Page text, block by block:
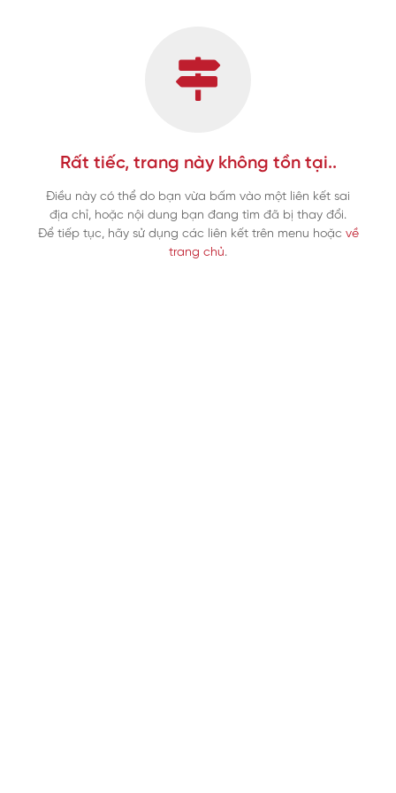
Rất tiếc, trang này không tồn tại..
Điều này có thể do bạn vừa bấm vào một liên kết sai
địa chỉ, hoặc nội dung bạn đang tìm đã bị thay đổi.
Để tiếp tục, hãy sử dụng các liên kết trên menu hoặc về
trang chủ.